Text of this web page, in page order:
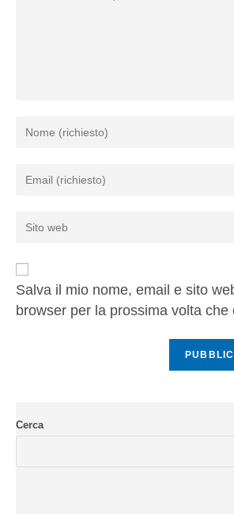
Salva il mio nome, email e sito
browser per la prossima volta che
Cerca